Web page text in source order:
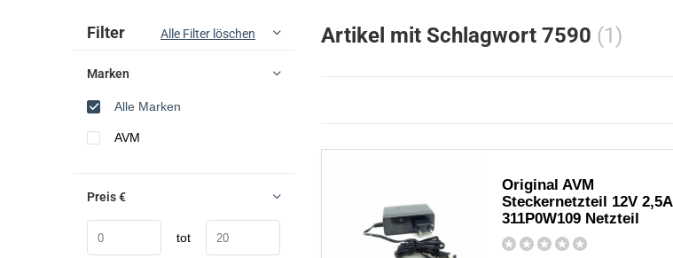
Artikel mit Schlagwort 7590 (1)
Original AVM
Steckernetzteil 12V 2,5A
311P0W109 Netzteil
Sortieren nach:
Filter Alle Filter löschen
Marken
Alle Marken
AVM
Preis€
tot